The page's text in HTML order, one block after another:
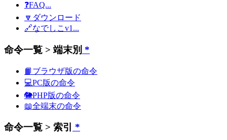
❓FAQ...
🔽ダウンロード
🔗なでしこv1...
命令一覧 > 端末別 *
📙ブラウザ版の命令
💻PC版の命令
🐘PHP版の命令
📖全端末の命令
命令一覧 > 索引 *